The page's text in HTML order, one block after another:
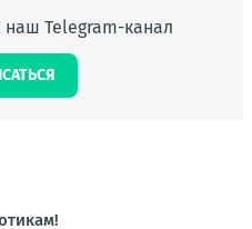
Telegram-канал